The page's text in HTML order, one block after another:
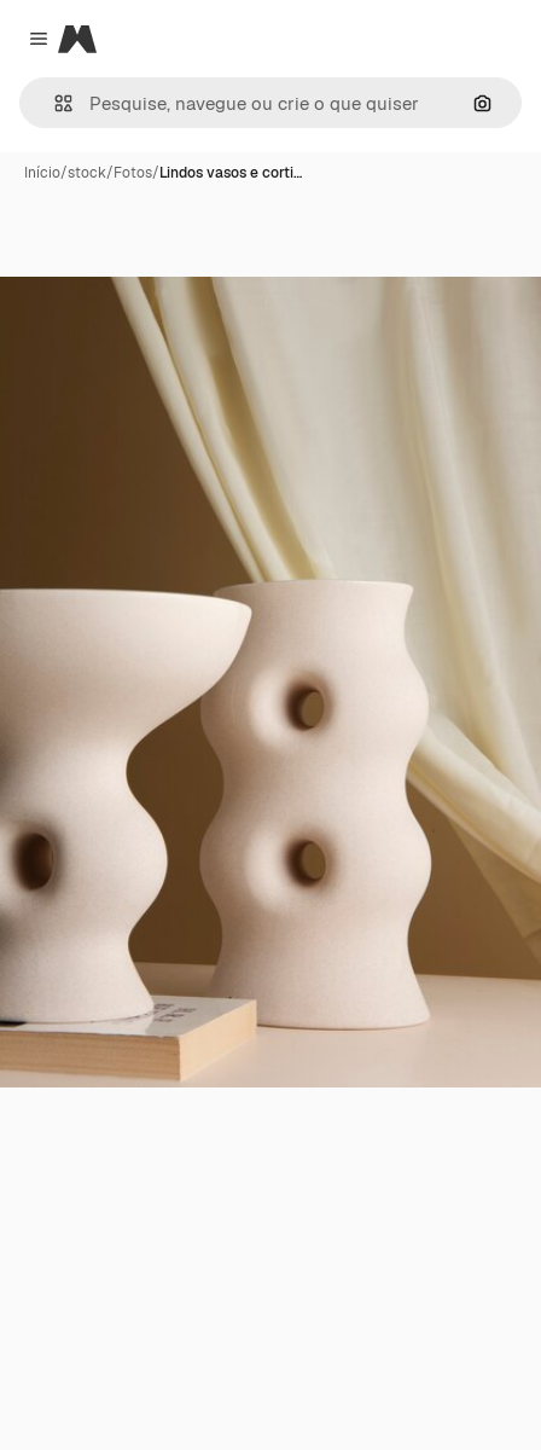
Close menu
Magnific
Início/stock/Fotos/Lindos vasos e corti…